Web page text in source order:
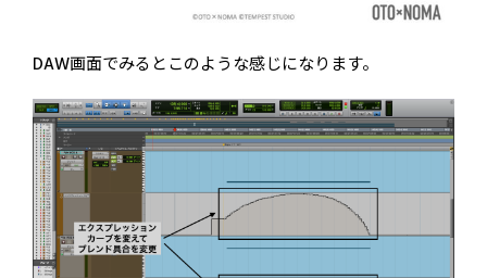
DAW画面でみるとこのような感じになります。